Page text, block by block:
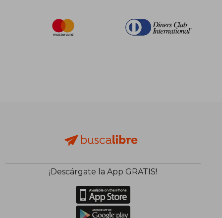
¡Descárgate la App GRATIS!